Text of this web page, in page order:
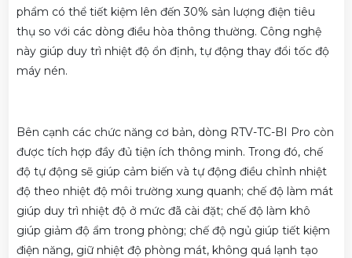
phẩm có thể tiết kiệm lên đến 30% sản lượng điện tiêu
thụ so với các dòng điều hòa thông thường. Công nghệ
này giúp duy trì nhiệt độ ổn định, tự động thay đổi tốc độ
máy nén.
Bên cạnh các chức năng cơ bản, dòng RTV-TC-BI Pro còn
được tích hợp đầy đủ tiện ích thông minh. Trong đó, chế
độ tự động sẽ giúp cảm biến và tự động điều chỉnh nhiệt
độ theo nhiệt độ môi trường xung quanh; chế độ làm mát
giúp duy trì nhiệt độ ở mức đã cài đặt; chế độ làm khô
giúp giảm độ ẩm trong phòng; chế độ ngủ giúp tiết kiệm
điện năng, giữ nhiệt độ phòng mát, không quá lạnh tạo